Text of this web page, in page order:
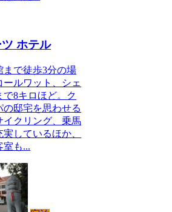
ホテル
まで徒歩3分の場
ルワット、シェ
で8キロほど。ク
邸宅を思わせる
イクリング、乗馬
しているほか、
室も...